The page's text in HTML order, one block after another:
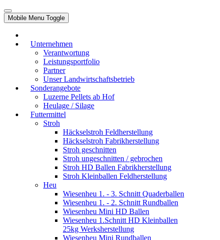
Mobile Menu Toggle
Unternehmen
Verantwortung
Leistungsportfolio
Partner
Unser Landwirtschaftsbetrieb
Sonderangebote
Luzerne Pellets ab Hof
Heulage / Silage
Futtermittel
Stroh
Häckselstroh Feldherstellung
Häckselstroh Fabrikherstellung
Stroh geschnitten
Stroh ungeschnitten / gebrochen
Stroh HD Ballen Fabrikherstellung
Stroh Kleinballen Feldherstellung
Heu
Wiesenheu 1. - 3. Schnitt Quaderballen
Wiesenheu 1. - 2. Schnitt Rundballen
Wiesenheu Mini HD Ballen
Wiesenheu 1.Schnitt HD Kleinballen
25kg Werksherstellung
Wiesenheu Mini Rundballen